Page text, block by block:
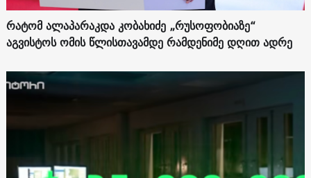
რატომ ალაპარაკდა კობახიძე „რუსოფობიაზე“
აგვისტოს ომის წლისთავამდე რამდენიმე დღით ადრე